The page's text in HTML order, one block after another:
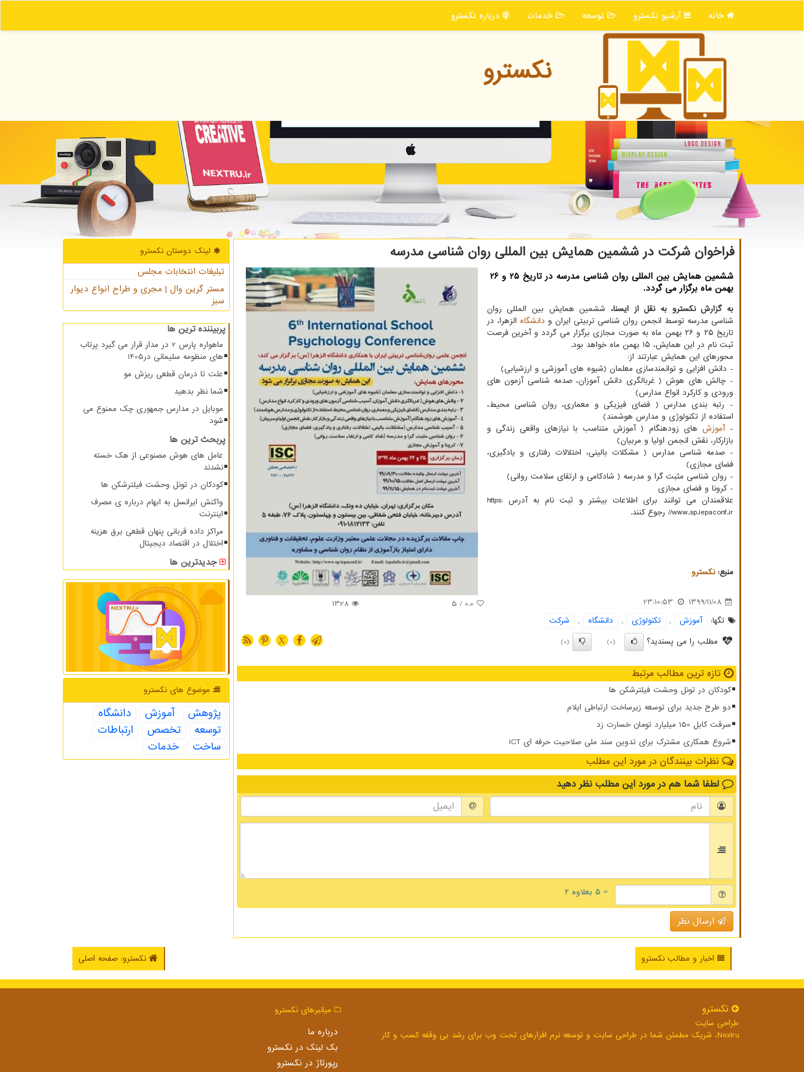
خانه آرشیو نكسترو توسعه خدمات درباره نكسترو
نكسترو
فراخوان شركت در ششمین همایش بین المللی روان شناسی مدرسه
ششمین همایش بین المللی روان شناسی مدرسه در تاریخ ۲۵ و ۲۶
بهمن ماه برگزار می گردد.
به گزارش نکسترو به نقل از ایسنا، ششمین همایش بین المللی روان
شناسی مدرسه توسط انجمن روان شناسی تربیتی ایران و دانشگاه الزهرا، در
تاریخ ۲۵ و ۲۶ بهمن ماه به صورت مجازی برگزار می گردد و آخرین فرصت
ثبت نام در این همایش، ۱۵ بهمن ماه خواهد بود.
محورهای این همایش عبارتند از:
- دانش افزایی و توانمندسازی معلمان (شیوه های آموزشی و ارزشیابی)
- چالش های هوش ( غربالگری دانش آموزان، صدمه شناسی آزمون های
ورودی و کارکرد انواع مدارس)
- رتبه بندی مدارس ( فضای فیزیکی و معماری، روان شناسی محیط،
استفاده از تکنولوژی و مدارس هوشمند)
-آموزش های زودهنگام ( آموزش متناسب با نیازهای واقعی زندگی و
بازارکار، نقش انجمن اولیا و مربیان)
- صدمه شناسی مدارس ( مشکلات بالینی، اختلالات رفتاری و یادگیری،
فضای مجازی)
- روان شناسی مثبت گرا و مدرسه ( شادکامی و ارتقای سلامت روانی)
- کرونا و فضای مجازی
علاقمندان می توانند برای اطلاعات بیشتر و ثبت نام به آدرس https:
//www.sp.iepaconf.ir رجوع کنند.
منبع:نكسترو
1399/11/08
23:10:53
0.0
/ 5
1328
تگها:
آموزش , تكنولوژی , دانشگاه ,
شركت
مطلب را می پسندید؟
(0)
(0)
X
تازه ترین مطالب مرتبط
کودکان در تونل وحشت فیلترشکن ها
دو طرح جدید برای توسعه زیرساخت ارتباطی ایلام
سرقت کابل 150 میلیارد تومان خسارت زد
شروع همکاری مشترک برای تدوین سند ملی صلاحیت حرفه ای ICT
نظرات بینندگان در مورد این مطلب
لطفا شما هم در مورد این مطلب نظر دهید
= ۵ بعلاوه ۲
ارسال نظر
لینک دوستان نكسترو
تبلیغات انتخابات مجلس
مستر گرین وال | مجری و طراح انواع دیوار
سبز
پربیننده ترین ها
ماهواره پارس 2 در مدار قرار می گیرد پرتاب
های منظومه سلیمانی در1405
علت تا درمان قطعی ریزش مو
شما نظر بدهید
موبایل در مدارس جمهوری چک ممنوع می
شود
پربحث ترین ها
عامل های هوش مصنوعی از هک خسته
نشدند
کودکان در تونل وحشت فیلترشکن ها
واکنش ایرانسل به ابهام درباره ی مصرف
اینترنت
مراکز داده قربانی پنهان قطعی برق هزینه
اختلال در اقتصاد دیجیتال
جدیدترین ها
موضوع های نكسترو
پژوهش آموزش
دانشگاه
توسعه
تخصص
ارتباطات
ساخت
خدمات
اخبار و مطالب نکسترو نکسترو: صفحه اصلی
نكسترو
طراحی سایت
Nextru، شریک مطمئن شما در طراحی سایت و توسعه نرم افزارهای تحت وب برای رشد بی وقفه کسب و کار
میانبرهای نكسترو
درباره ما
بک لینک در نكسترو
رپورتاژ در نكسترو